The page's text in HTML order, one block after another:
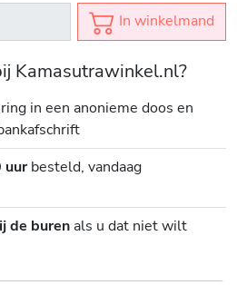
In winkelmand
Kamasutrawinkel.nl?
in een anonieme doos en
uurbesteld, vandaag
de burenals u dat niet wilt